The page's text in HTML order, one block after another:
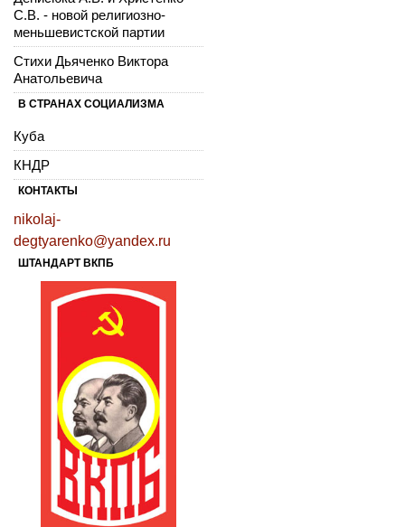
С.В. - новой религиозно-
меньшевистской партии
Стихи Дьяченко Виктора
Анатольевича
В СТРАНАХ СОЦИАЛИЗМА
Куба
КНДР
КОНТАКТЫ
nikolaj-
degtyarenko@yandex.ru
ШТАНДАРТ ВКПБ